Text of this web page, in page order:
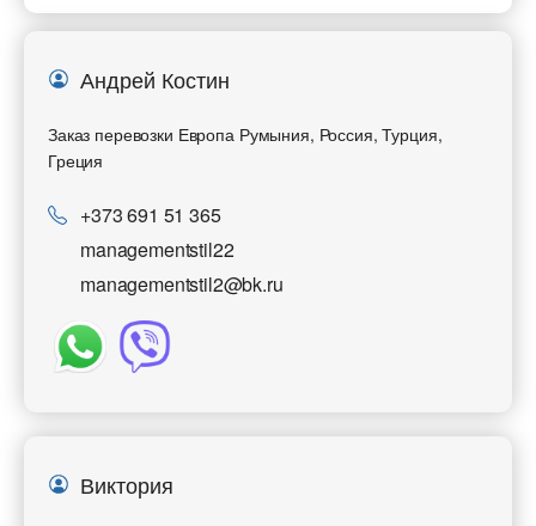
Андрей Костин
Заказ перевозки Европа Румыния, Россия, Турция,
Греция
+373 691 51 365
managementstil22
managementstil2@bk.ru
Виктория